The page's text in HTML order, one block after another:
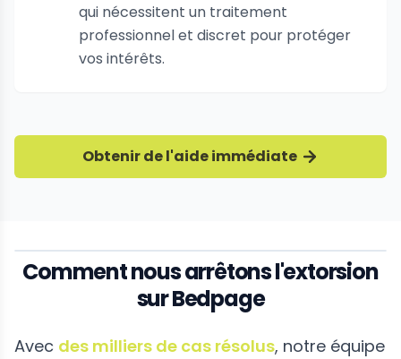
qui nécessitent un traitement
professionnel et discret pour protéger
vos intérêts.
Obtenir de l'aide immédiate
Comment nous arrêtons l'extorsion
sur Bedpage
Avec des milliers de cas résolus, notre équipe